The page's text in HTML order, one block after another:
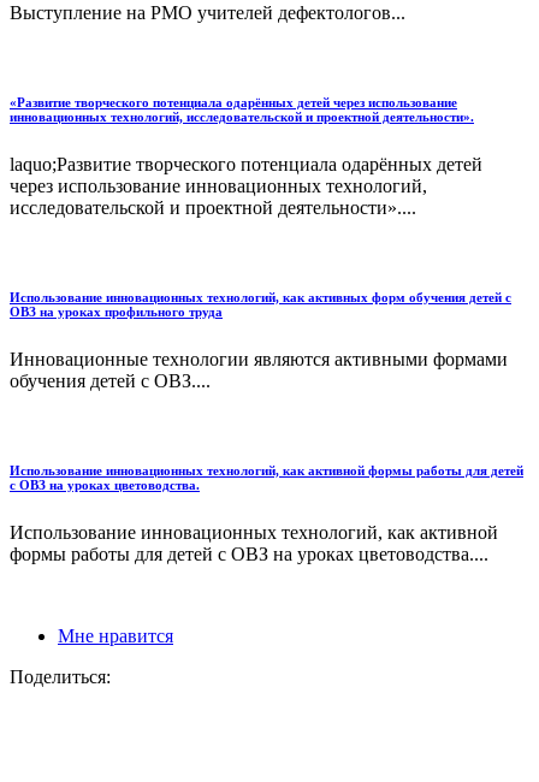
Выступление на РМО учителей дефектологов...
«Развитие творческого потенциала одарённых детей через использование
инновационных технологий, исследовательской и проектной деятельности».
laquo;Развитие творческого потенциала одарённых детей
через использование инновационных технологий,
исследовательской и проектной деятельности»....
Использование инновационных технологий, как активных форм обучения детей с
ОВЗ на уроках профильного труда
Инновационные технологии являются активными формами
обучения детей с ОВЗ....
Использование инновационных технологий, как активной формы работы для детей
с ОВЗ на уроках цветоводства.
Использование инновационных технологий, как активной
формы работы для детей с ОВЗ на уроках цветоводства....
Мне нравится
Поделиться: